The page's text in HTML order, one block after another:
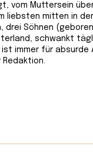
vom Muttersein
liebsten mitten in
drei Söhnen
schwankt
immer für absurde
Redaktion.